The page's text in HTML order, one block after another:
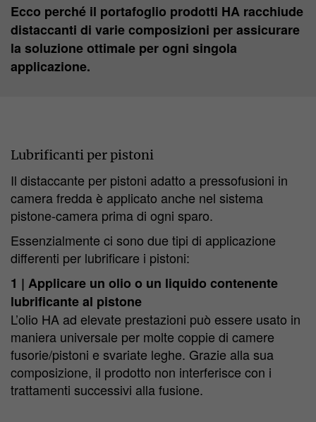
Ecco perché il portafoglio prodotti HA racchiude
distaccanti di varie composizioni per assicurare
la soluzione ottimale per ogni singola
applicazione.
Lubrificanti per pistoni
Il distaccante per pistoni adatto a pressofusioni in
camera fredda è applicato anche nel sistema
pistone-camera prima di ogni sparo.
Essenzialmente ci sono due tipi di applicazione
differenti per lubrificare i pistoni:
1 | Applicare un olio o un liquido contenente
lubrificante al pistone
L’olio HA ad elevate prestazioni può essere usato in
maniera universale per molte coppie di camere
fusorie/pistoni e svariate leghe. Grazie alla sua
composizione, il prodotto non interferisce con i
trattamenti successivi alla fusione.